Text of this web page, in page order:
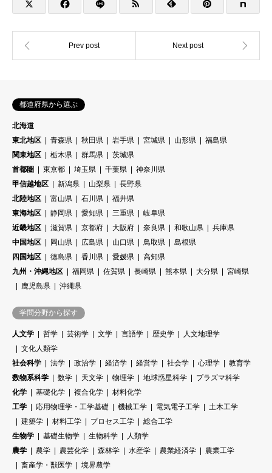
都道府県から選ぶ
北海道
東北地区
青森県 秋田県 岩手県 宮城県 山形県
福島県
関東地区
栃木県 群馬県
茨城県
首都圏
東京都 埼玉県 千葉県
神奈川県
甲信越地区
新潟県 山梨県
長野県
北陸地区
富山県 石川県
福井県
東海地区
静岡県 愛知県 三重県
岐阜県
近畿地区
滋賀県 京都府 大阪府 奈良県 和歌山県
兵庫県
中国地区
岡山県 広島県 山口県 鳥取県
島根県
四国地区
徳島県 香川県 愛媛県
高知県
九州・沖縄地区
福岡県 佐賀県 長崎県 熊本県 大分県
宮崎県
鹿児島県
沖縄県
学問分野から探す
人文学 哲学 芸術学 文学 言語学 歴史学
人文地理学
文化人類学
社会科学
法学 政治学 経済学 経営学 社会学 心理学
教育学
数物系科学
数学 天文学 物理学 地球惑星科学
プラズマ科学
化学
基礎化学 複合化学
材料化学
工学
応用物理学・工学基礎 機械工学 電気電子工学
土木工学
建築学
材料工学 プロセス工学
総合工学
生物学
基礎生物学 生物科学
人類学
農学
農学 農芸化学 森林学 水産学 農業経済学
農業工学
畜産学・獣医学
境界農学